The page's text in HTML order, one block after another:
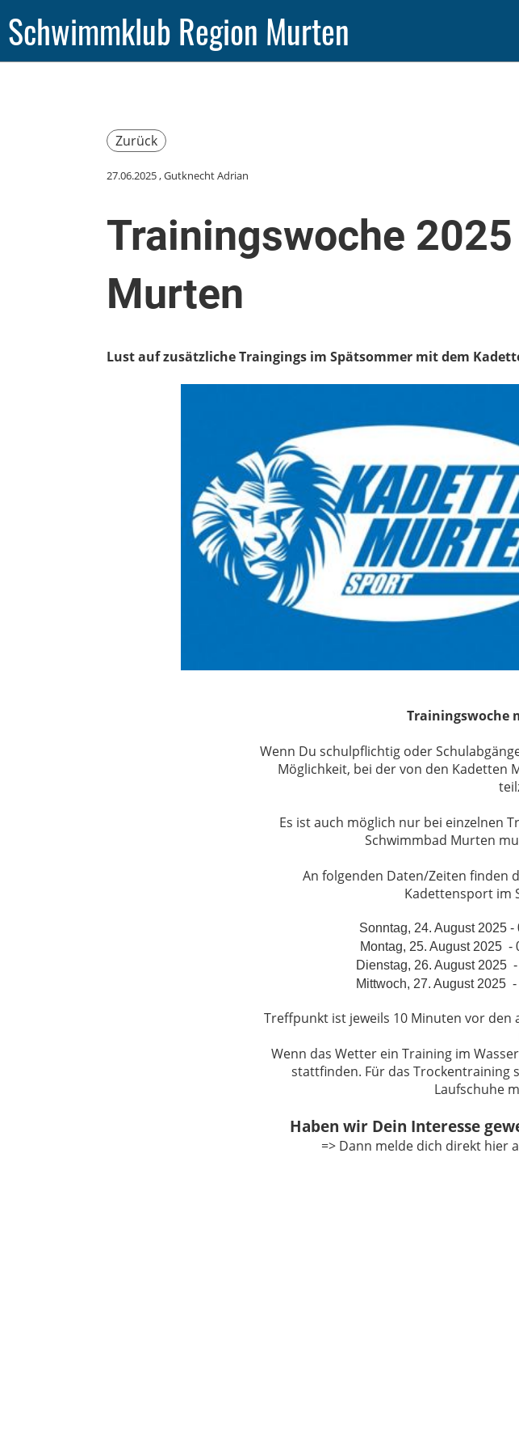
Schwimmklub Region Murten
Zurück
27.06.2025, Gutknecht Adrian
Trainingswoche
Murten
Lust auf zusätzliche Traingings im Spätsommer mit dem
Trainingswoche
Wenn Du schulpflichtig oder
Möglichkeit, bei der von den Kadetten
Es ist auch möglich nur bei einzelnen
Schwimmbad Murten
An folgenden Daten/Zeiten finden
Kadettensport im
Sonntag, 24. August 2025
Montag, 25. August 2025 -
Dienstag, 26. August 2025
Mittwoch, 27. August 2025
Treffpunkt ist jeweils 10 Minuten vor den
Wenn das Wetter ein Training im
stattfinden. Für das Trockentraining
Laufschuhe
Haben wir Dein Interesse
=> Dann melde dich direkt hier